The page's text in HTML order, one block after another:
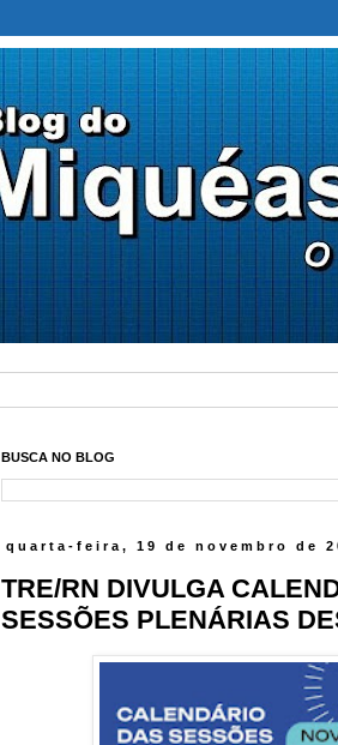
BUSCA NO BLOG
quarta-feira, 19 de novembro de
TRE/RN DIVULGA
SESSÕES PLENÁRIAS